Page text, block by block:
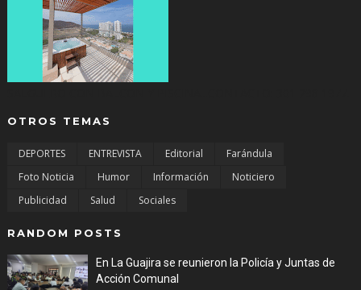
OTROS TEMAS
DEPORTES ENTREVISTA Editorial
Farándula
Foto Noticia
Humor Información
Noticiero
Publicidad
Salud Sociales
RANDOM POSTS
En La Guajira se reunieron la Policía y Juntas de
Acción Comunal